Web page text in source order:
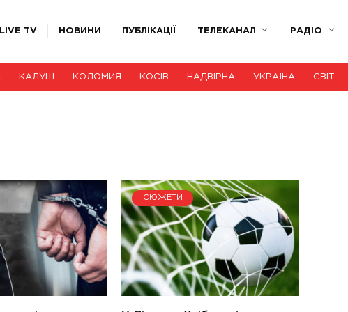
LIVE TV НОВИНИ ПУБЛІКАЦІЇ ТЕЛЕКАНАЛ РАДІО
КАЛУШ КОЛОМИЯ КОСІВ НАДВІРНА УКРАЇНА СВІТ
СЮЖЕТИ